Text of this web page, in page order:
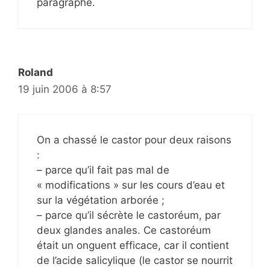
paragraphe.
Roland
19 juin 2006 à 8:57
On a chassé le castor pour deux raisons
:
– parce qu’il fait pas mal de
« modifications » sur les cours d’eau et
sur la végétation arborée ;
– parce qu’il sécrète le castoréum, par
deux glandes anales. Ce castoréum
était un onguent efficace, car il contient
de l’acide salicylique (le castor se nourrit